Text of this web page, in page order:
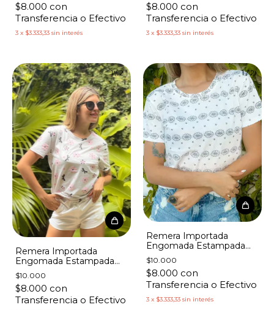
$8.000 con
Transferencia o Efectivo
3 x $3.333,33 sin interés
$8.000 con
Transferencia o Efectivo
3 x $3.333,33 sin interés
1/2
Remera Importada
Engomada Estampada
Flores y Moños
$10.000
$8.000 con
Transferencia o Efectivo
1/2
Remera Importada
Engomada Estampada
Margaritas Azules
$10.000
$8.000 con
Transferencia o Efectivo
3 x $3.333,33 sin interés